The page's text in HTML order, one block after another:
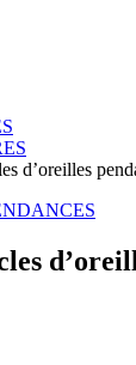
d’oreilles